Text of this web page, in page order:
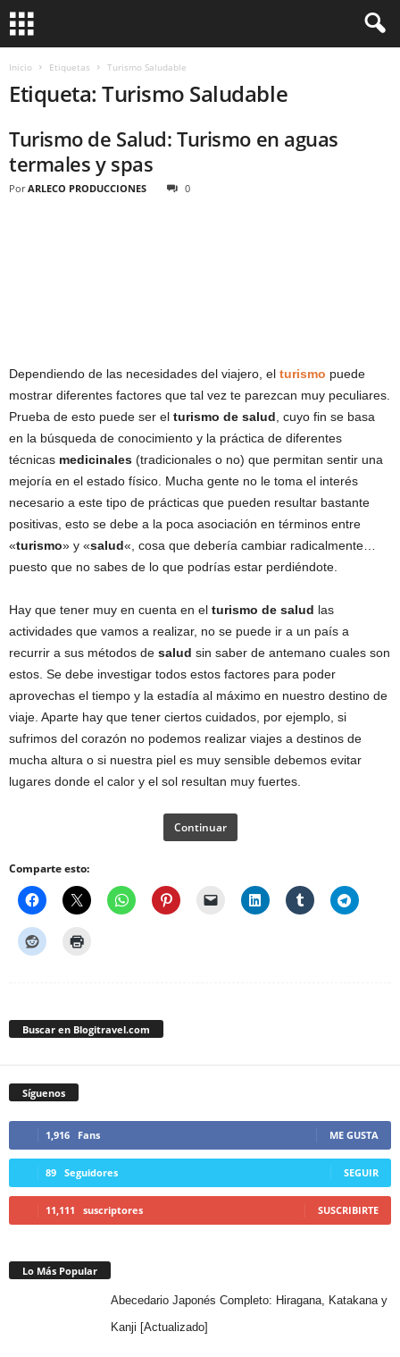
Inicio Etiquetas Turismo Saludable
Etiqueta: Turismo Saludable
Turismo de Salud: Turismo en aguas
termales y spas
Por ARLECO PRODUCCIONES 0
Dependiendo de las necesidades del viajero, el turismo puede
mostrar diferentes factores que tal vez te parezcan muy peculiares.
Prueba de esto puede ser el turismo de salud , cuyo fin se basa
en la búsqueda de conocimiento y la práctica de diferentes
técnicas medicinales (tradicionales o no) que permitan sentir una
mejoría en el estado físico. Mucha gente no le toma el interés
necesario a este tipo de prácticas que pueden resultar bastante
positivas, esto se debe a la poca asociación en términos entre
«turismo» y «salud«, cosa que debería cambiar radicalmente…
puesto que no sabes de lo que podrías estar perdiéndote.
Hay que tener muy en cuenta en el turismo de salud las
actividades que vamos a realizar, no se puede ir a un país a
recurrir a sus métodos de salud sin saber de antemano cuales son
estos. Se debe investigar todos estos factores para poder
aprovechas el tiempo y la estadía al máximo en nuestro destino de
viaje. Aparte hay que tener ciertos cuidados, por ejemplo, si
sufrimos del corazón no podemos realizar viajes a destinos de
mucha altura o si nuestra piel es muy sensible debemos evitar
lugares donde el calor y el sol resultan muy fuertes.
Continuar
Comparte esto:
Buscar en Blogitravel.com
Síguenos
1,916 Fans ME GUSTA
89 Seguidores SEGUIR
11,111 suscriptores SUSCRIBIRTE
Lo Más Popular
Abecedario Japonés Completo: Hiragana, Katakana y
Kanji [Actualizado]